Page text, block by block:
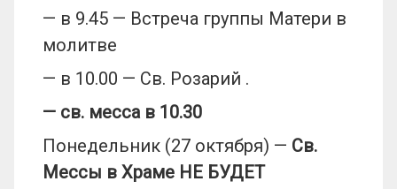
— в 9.45 — Встреча группы Матери в
молитве
— в 10.00 — Св. Розарий .
— св. месса в 10.30
Понедельник (27 октября) — Св.
Мессы в Храме НЕ БУДЕТ